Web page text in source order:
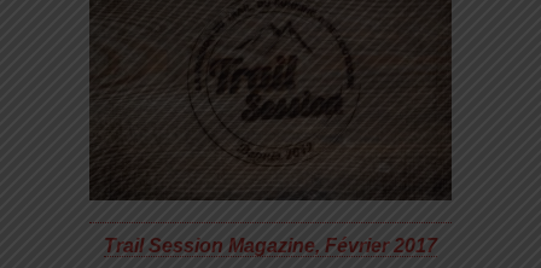
Trail Session Magazine, Février 2017